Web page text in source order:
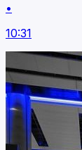
•
10:31